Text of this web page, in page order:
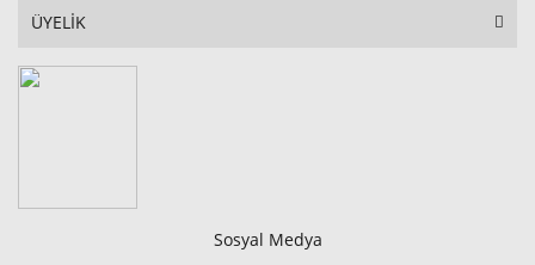
ÜYELİK
Sosyal Medya